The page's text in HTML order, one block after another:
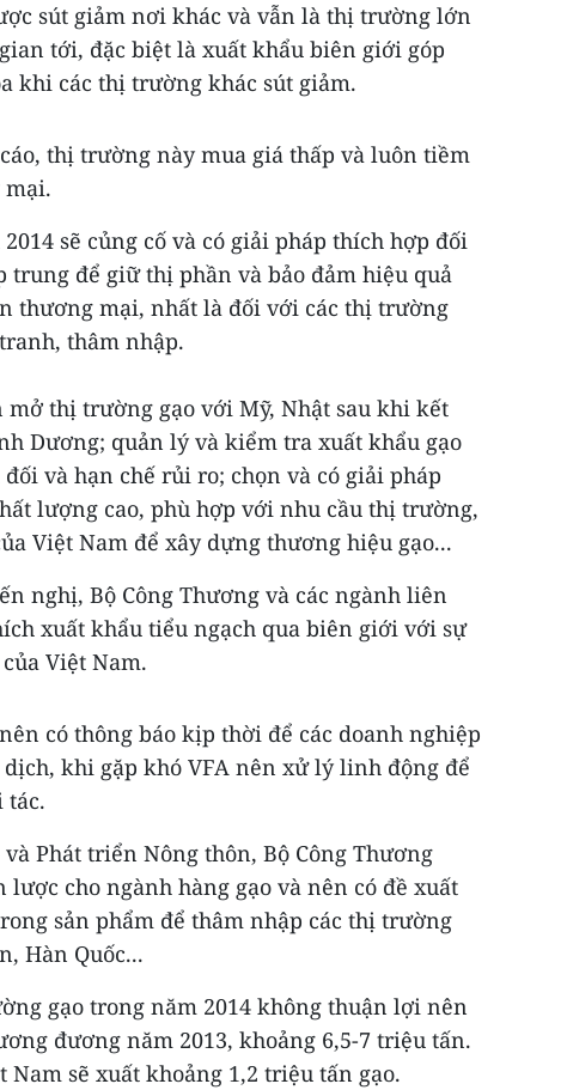
sút giảm nơi khác và vẫn là thị trường lớn
tới, đặc biệt là xuất khẩu biên giới góp
khi các thị trường khác sút giảm.
thị trường này mua giá thấp và luôn tiềm
sẽ củng cố và có giải pháp thích hợp đối
để giữ thị phần và bảo đảm hiệu quả
thương mại, nhất là đối với các thị trường
thâm nhập.
thị trường gạo với Mỹ, Nhật sau khi kết
Dương; quản lý và kiểm tra xuất khẩu gạo
và hạn chế rủi ro; chọn và có giải pháp
lượng cao, phù hợp với nhu cầu thị trường,
Việt Nam để xây dựng thương hiệu gạo...
nghị, Bộ Công Thương và các ngành liên
xuất khẩu tiểu ngạch qua biên giới với sự
Việt Nam.
có thông báo kịp thời để các doanh nghiệp
khi gặp khó VFA nên xử lý linh động để
tác.
Phát triển Nông thôn, Bộ Công Thương
cho ngành hàng gạo và nên có đề xuất
sản phẩm để thâm nhập các thị trường
Hàn Quốc...
gạo trong năm 2014 không thuận lợi nên
đương năm 2013, khoảng 6,5-7 triệu tấn.
sẽ xuất khoảng 1,2 triệu tấn gạo.